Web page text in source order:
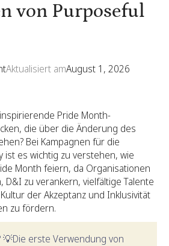
von Purposeful
Aktualisiert amAugust 1, 2026
Pride Month-
die über die Änderung des
Bei Kampagnen für die
ist es wichtig zu verstehen, wie
Month feiern, da Organisationen
D&I zu verankern, vielfältige Talente
der Akzeptanz und Inklusivität
zu fördern.
💡Die erste Verwendung von